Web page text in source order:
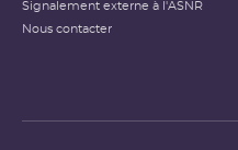
Signalement externe à l'ASNR
Nous contacter